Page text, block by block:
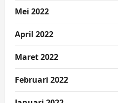
Mei 2022
April 2022
Maret 2022
Februari 2022